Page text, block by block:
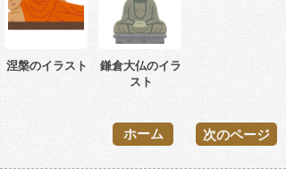
涅槃のイラスト
鎌倉大仏のイラ
スト
次のページ
ホーム